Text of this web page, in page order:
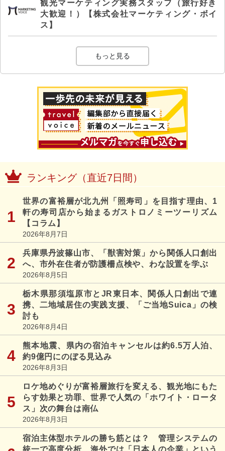
観光マーケティング実務スタッフ（旅行好き
大歓迎！）【株式会社マーケティング・ボイ
ス】
もっと見る
ランキング（直近7日間）
世界の富裕層が北九州「照寿司」を目指す理由、1
軒の寿司店から始まるガストロノミーツーリズム
【コラム】
2026年8月7日
兵庫県丹波篠山市、「獣害対策」から関係人口創出
へ、市外在住者が防護柵点検や、わな設置を学ぶ
2026年8月5日
栃木県那須塩原市とJR東日本、関係人口創出で連
携、二地域居住の実践支援、「ご当地Suica」の検
討も
2026年8月4日
熊本地震、県内の宿泊キャンセルは約6.5万人泊、
約9億円にのぼる見込み
2026年8月3日
ロケ地めぐりが富裕層旅行を変える、観光地にもた
らす効果と功罪、世界で人気の「ホワイト・ロータ
ス」次の舞台は南仏
2026年8月3日
宿泊主体型ホテルの勝ち筋とは？ 管理システムの
統一で高度分析、海外では「日本人の企業」という